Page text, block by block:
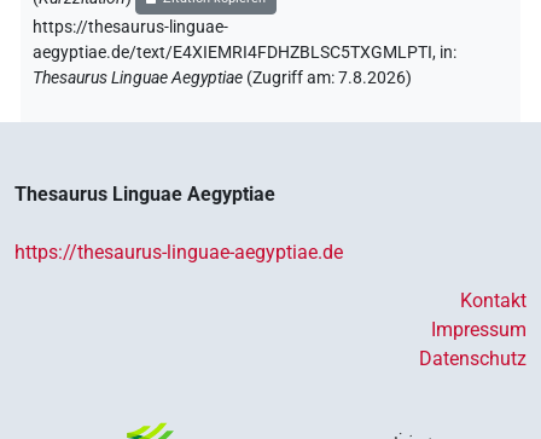
https://thesaurus-linguae-
aegyptiae.de/text/E4XIEMRI4FDHZBLSC5TXGMLPTI, in:
Thesaurus Linguae Aegyptiae (Zugriff am:7.8.2026)
Thesaurus Linguae Aegyptiae
https://thesaurus-linguae-aegyptiae.de
Kontakt
Impressum
Datenschutz